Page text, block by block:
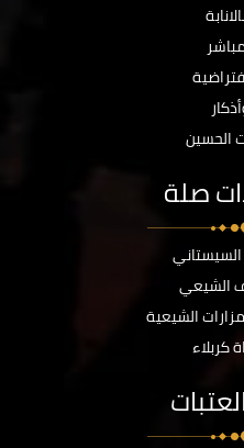
الحسين
صلة
الشيعي
الشيعية
كربلاء